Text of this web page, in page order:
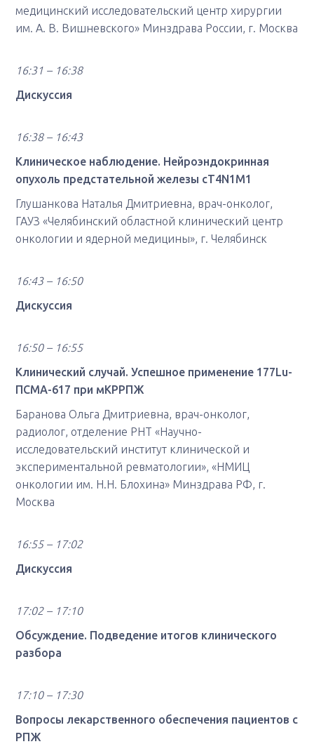
медицинский исследовательский центр хирургии
им. А. В. Вишневского» Минздрава России, г. Москва
16:31 – 16:38
Дискуссия
16:38 – 16:43
Клиническое наблюдение. Нейроэндокринная
опухоль предстательной железы cT4N1M1
Глушанкова Наталья Дмитриевна, врач-онколог,
ГАУЗ «Челябинский областной клинический центр
онкологии и ядерной медицины», г. Челябинск
16:43 – 16:50
Дискуссия
16:50 – 16:55
Клинический случай. Успешное применение 177Lu-
ПСМА-617 при мКРРПЖ
Баранова Ольга Дмитриевна, врач-онколог,
радиолог, отделение РНТ «Научно-
исследовательский институт клинической и
экспериментальной ревматологии», «НМИЦ
онкологии им. Н.Н. Блохина» Минздрава РФ, г.
Москва
16:55 – 17:02
Дискуссия
17:02 – 17:10
Обсуждение. Подведение итогов клинического
разбора
17:10 – 17:30
Вопросы лекарственного обеспечения пациентов с
РПЖ